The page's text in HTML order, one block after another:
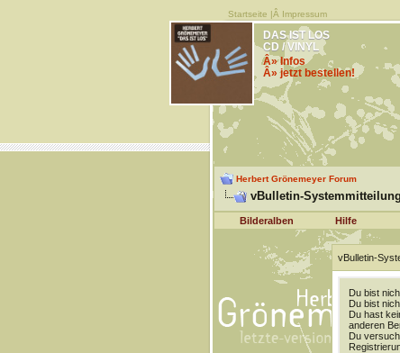
Startseite |Â Impressum
DAS IST LOS
CD / VINYL
Â» Infos
Â» jetzt bestellen!
Herbert Grönemeyer Forum
vBulletin-Systemmitteilung
Bilderalben Hilfe
vBulletin-
Du bist
Du bist
Du hast
anderen
Du